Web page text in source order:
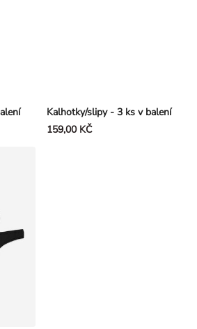
Kalhotky/slipy - 3 ks v balení
159,00 KČ